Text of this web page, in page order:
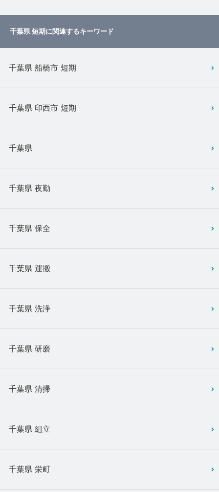
千葉県 短期に関連するキーワード
千葉県 船橋市 短期
千葉県 印西市 短期
千葉県
千葉県 夜勤
千葉県 保全
千葉県 運搬
千葉県 洗浄
千葉県 研磨
千葉県 清掃
千葉県 組立
千葉県 栄町